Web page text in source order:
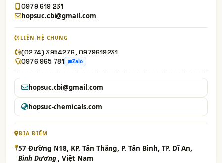
0979 619 231
hopsuc.cbi@gmail.com
LIÊN HỆ CHUNG
(0274) 3954276, 0979619231
0976 965 781
Zalo
hopsuc.cbi@gmail.com
hopsuc-chemicals.com
ĐỊA ĐIỂM
57 Đường N18, KP. Tân Thắng, P. Tân Bình, TP. Dĩ An,
Bình Dương , Việt Nam